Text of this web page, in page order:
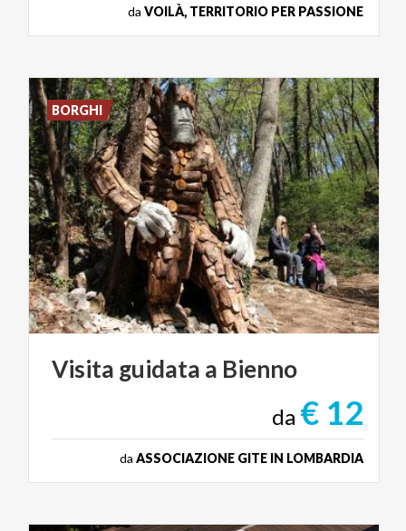
da VOILÀ, TERRITORIO PER PASSIONE
Visita guidata a Bienno
da € 12
da ASSOCIAZIONE GITE IN LOMBARDIA
BORGHI